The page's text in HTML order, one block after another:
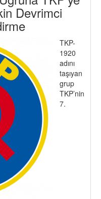
Devrimci
TKP-
1920
adını
taşıyan
grup
TKP’nin
7.